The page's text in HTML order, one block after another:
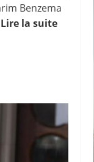
Benzema
Lire la suite